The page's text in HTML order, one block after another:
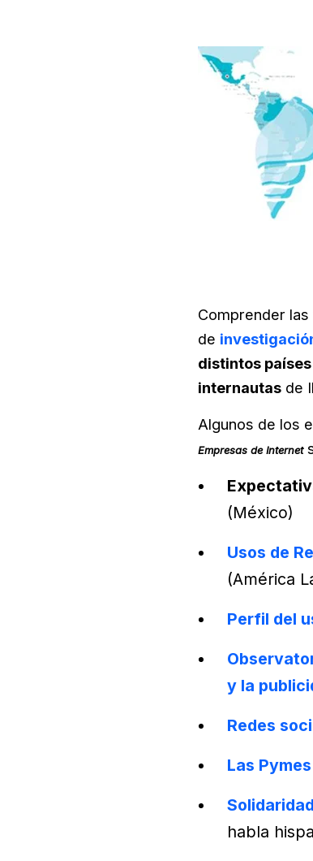
Comprender las
de
distintos
internautas de
Algunos de los
Empresas de Internet
(México)
Usos de
(América
Perfil del
y la
Redes
Las
habla